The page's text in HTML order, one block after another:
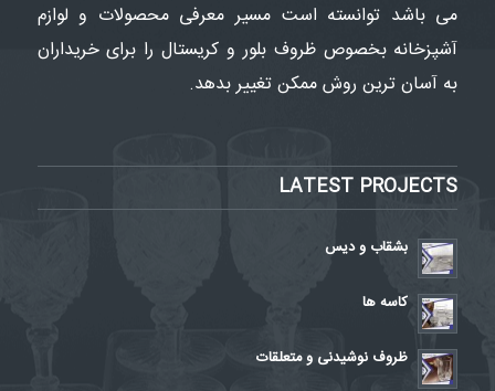
می باشد توانسته است مسیر معرفی محصولات و لوازم
آشپزخانه بخصوص ظروف بلور و کریستال را برای خریداران
به آسان ترین روش ممکن تغییر بدهد.
LATEST PROJECTS
بشقاب و دیس
کاسه ها
ظروف نوشیدنی و متعلقات